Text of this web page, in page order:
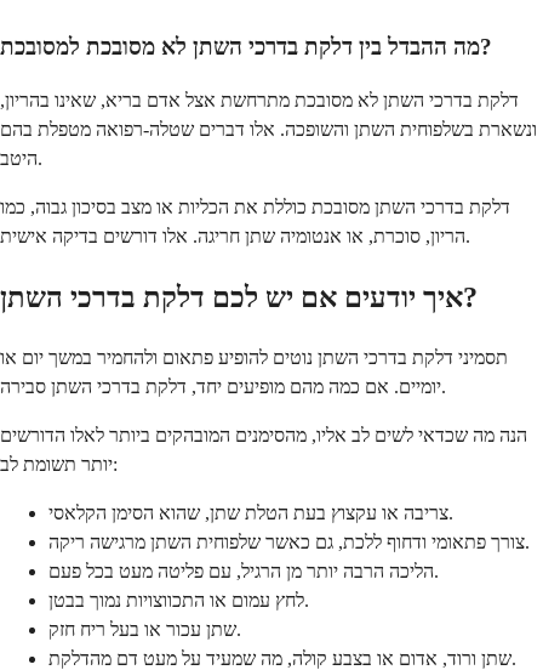
מה ההבדל בין דלקת בדרכי השתן לא מסובכת למסובכת?
דלקת בדרכי השתן לא מסובכת מתרחשת אצל אדם בריא, שאינו בהריון,
ונשארת בשלפוחית השתן והשופכה. אלו דברים שטלה-רפואה מטפלת בהם
היטב.
דלקת בדרכי השתן מסובכת כוללת את הכליות או מצב בסיכון גבוה, כמו
הריון, סוכרת, או אנטומיה שתן חריגה. אלו דורשים בדיקה אישית.
איך יודעים אם יש לכם דלקת בדרכי השתן?
תסמיני דלקת בדרכי השתן נוטים להופיע פתאום ולהחמיר במשך יום או
יומיים. אם כמה מהם מופיעים יחד, דלקת בדרכי השתן סבירה.
הנה מה שכדאי לשים לב אליו, מהסימנים המובהקים ביותר לאלו הדורשים
יותר תשומת לב:
צריבה או עקצוץ בעת הטלת שתן, שהוא הסימן הקלאסי.
צורך פתאומי ודחוף ללכת, גם כאשר שלפוחית השתן מרגישה ריקה.
הליכה הרבה יותר מן הרגיל, עם פליטה מעט בכל פעם.
לחץ עמום או התכווצויות נמוך בבטן.
שתן עכור או בעל ריח חזק.
שתן ורוד, אדום או בצבע קולה, מה שמעיד על מעט דם מהדלקת.